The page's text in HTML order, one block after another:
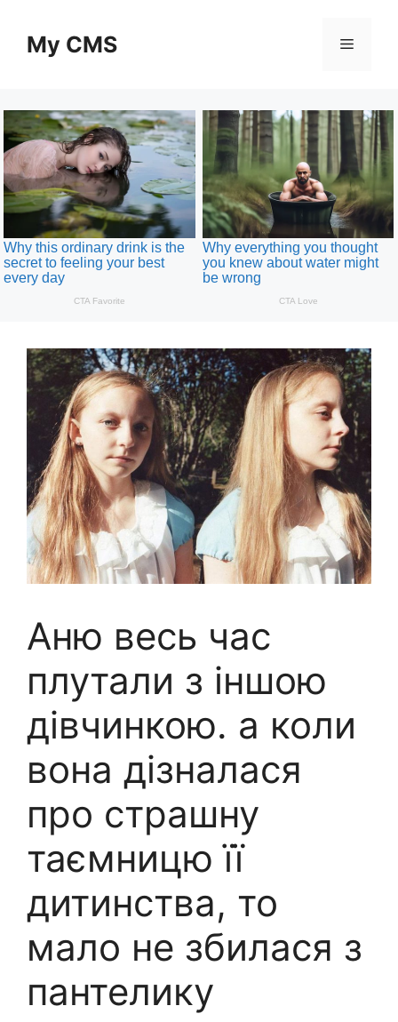
contentMy CMS Menu
Аню весь час
плутали з іншою
дівчинкою. а коли
вона дізналася
про страшну
таємницю її
дитинства, то
мало не збилася з
пантелику